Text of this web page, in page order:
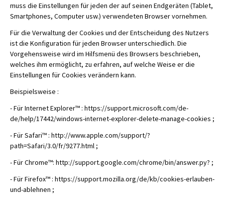
muss die Einstellungen für jeden der auf seinen Endgeräten (Tablet,
Smartphones, Computer usw.) verwendeten Browser vornehmen.
Für die Verwaltung der Cookies und der Entscheidung des Nutzers
ist die Konfiguration für jeden Browser unterschiedlich. Die
Vorgehensweise wird im Hilfsmenü des Browsers beschrieben,
welches ihm ermöglicht, zu erfahren, auf welche Weise er die
Einstellungen für Cookies verändern kann.
Beispielsweise :
- Für Internet Explorer™ : https://support.microsoft.com/de-
de/help/17442/windows-internet-explorer-delete-manage-cookies ;
- Für Safari™ : http://www.apple.com/support/?
path=Safari/3.0/fr/9277.html ;
- Für Chrome™: http://support.google.com/chrome/bin/answer.py? ;
- Für Firefox™ : https://support.mozilla.org/de/kb/cookies-erlauben-
und-ablehnen ;